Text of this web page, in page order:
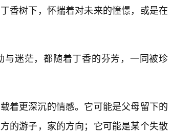
香树下，怀揣着对未来的憧憬，或是在
迷茫，都随着丁香的芬芳，一同被珍
着更深沉的情感。它可能是父母留下的
的游子，家的方向；它可能是某个失散